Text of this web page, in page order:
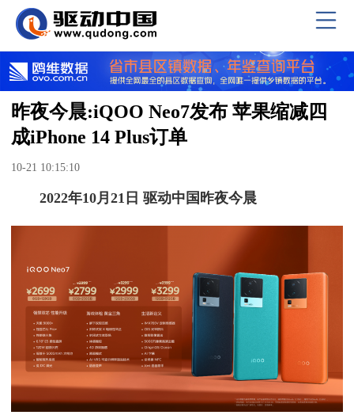
昨夜今晨:iQOO Neo7发布 苹果缩减四
成iPhone 14 Plus订单
10-21 10:15:10
2022年10月21日 驱动中国昨夜今晨